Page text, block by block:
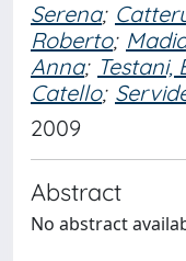
Serena;
Roberto;
Anna; Testani,
Catello;
2009
Abstract
No abstract